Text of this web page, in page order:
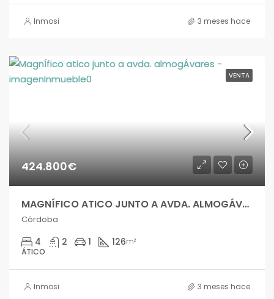
Inmosi 3 meses hace
VENTA
424.800€
MAGNÍFICO ATICO JUNTO A AVDA. ALMOGÁVARES – sang04778si
Córdoba
4 2 1 126m²
ÁTICO
Inmosi 3 meses hace